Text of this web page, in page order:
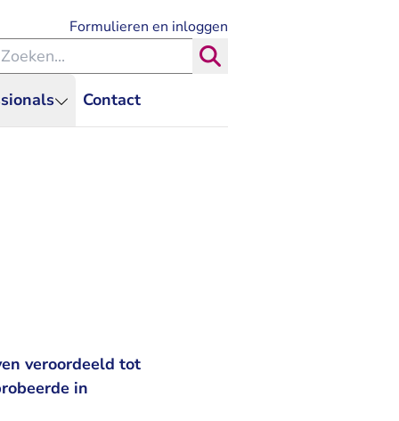
Contact
Formulieren en inloggen
binnen de Rechtspraak
veroordeeld tot
in